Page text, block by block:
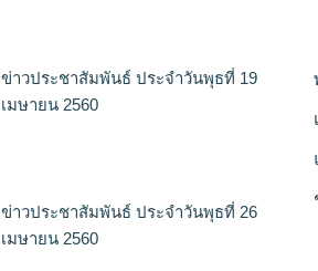
ข่าวประชาสัมพันธ์ ประจำวันพุธที่ 19
เมษายน 2560
ข่าวประชาสัมพันธ์ ประจำวันพุธที่ 26
เมษายน 2560